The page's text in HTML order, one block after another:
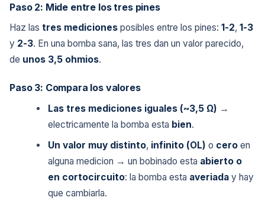
Paso 2: Mide entre los tres pines
Haz las tres mediciones posibles entre los pines: 1-2, 1-3
y 2-3. En una bomba sana, las tres dan un valor parecido,
de unos 3,5 ohmios.
Paso 3: Compara los valores
Las tres mediciones iguales (~3,5 Ω) →
electricamente la bomba esta bien.
Un valor muy distinto, infinito (OL) o cero en
alguna medicion → un bobinado esta abierto o
en cortocircuito: la bomba esta averiada y hay
que cambiarla.